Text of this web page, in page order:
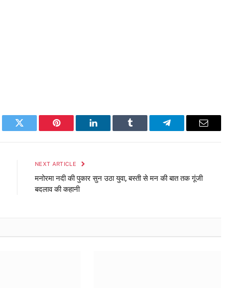
Twitter Pinterest LinkedIn Tumblr Telegram Email
NEXT ARTICLE
मनोरमा नदी की पुकार सुन उठा युवा, बस्ती से मन की बात तक गूंजी
बदलाव की कहानी